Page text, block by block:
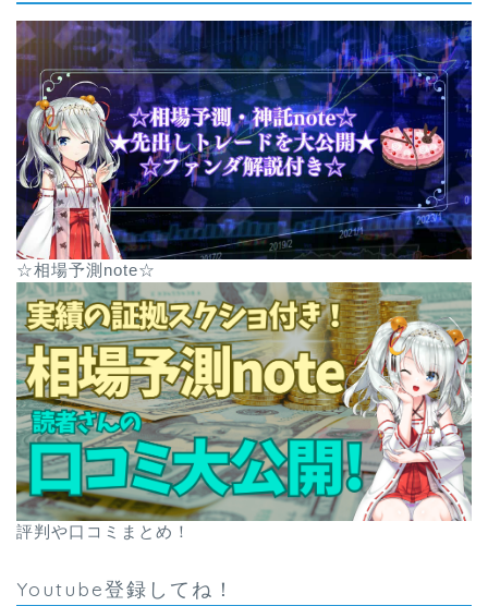
☆相場予測note☆
評判や口コミまとめ！
Youtube登録してね！